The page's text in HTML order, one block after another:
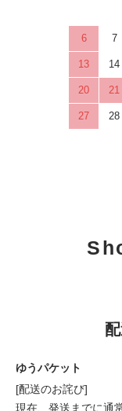
6 7
13 14
20 21
27 28
ゆうパケット
[配送のお詫び]
現在、発送までに通